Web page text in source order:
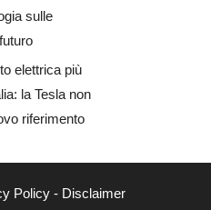
sulle
elettrica più
la Tesla non
riferimento
Policy - Disclaimer